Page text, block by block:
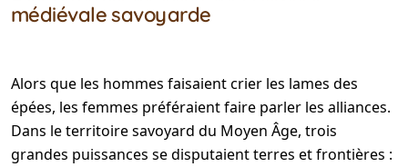
médiévale savoyarde
Alors que les hommes faisaient crier les lames des
épées, les femmes préféraient faire parler les alliances.
Dans le territoire savoyard du Moyen Âge, trois
grandes puissances se disputaient terres et frontières :